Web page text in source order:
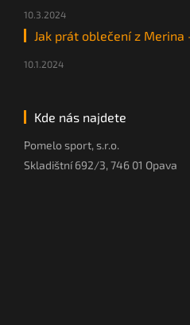
10.3.2024
Jak prát oblečení z
10.1.2024
Kde nás najdete
Pomelo sport, s.r.o.
Skladištní 692/3, 746 01 Opava